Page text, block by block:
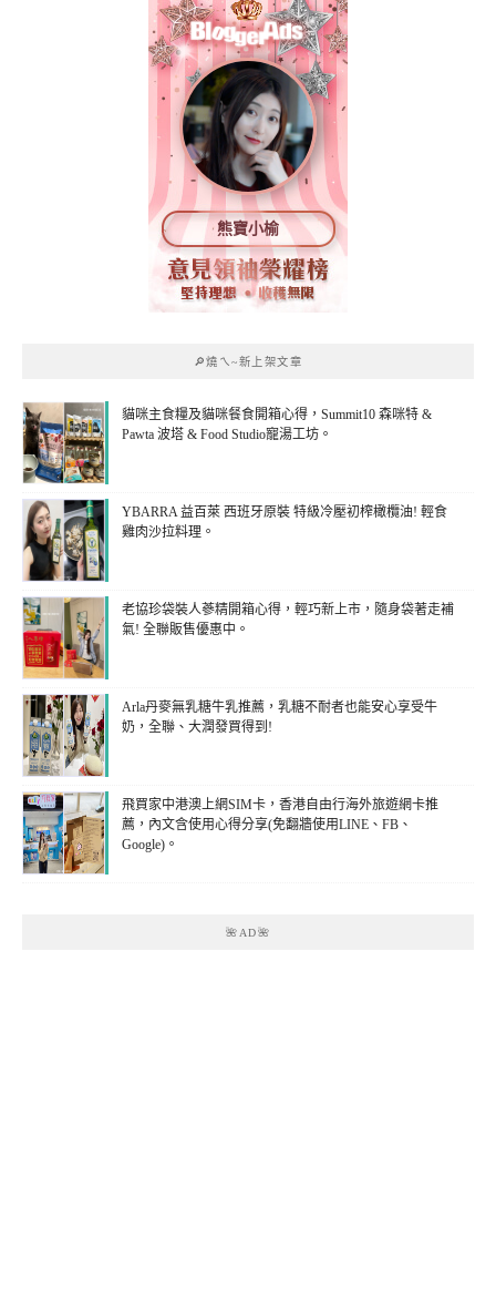
熊寶小榆
🔎燒ㄟ~新上架文章
貓咪主食糧及貓咪餐食開箱心得，Summit10 森咪特 &
Pawta 波塔 & Food Studio寵湯工坊。
YBARRA 益百萊 西班牙原裝 特級冷壓初榨橄欖油! 輕食
雞肉沙拉料理。
老協珍袋裝人蔘精開箱心得，輕巧新上市，隨身袋著走補
氣! 全聯販售優惠中。
Arla丹麥無乳糖牛乳推薦，乳糖不耐者也能安心享受牛
奶，全聯、大潤發買得到!
飛買家中港澳上網SIM卡，香港自由行海外旅遊網卡推
薦，內文含使用心得分享(免翻牆使用LINE、FB、
Google)。
🌺AD🌺